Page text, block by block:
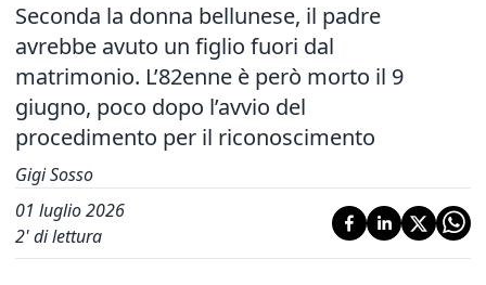
Seconda la donna bellunese, il padre
avrebbe avuto un figlio fuori dal
matrimonio. L’82enne è però morto il 9
giugno, poco dopo l’avvio del
procedimento per il riconoscimento
Gigi Sosso
01 luglio 2026
2' di lettura